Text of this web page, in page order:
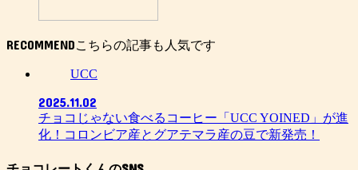
RECOMMEND
UCC
2025.11.02
チョコじゃない食べるコーヒー「UCC YOINED」が進
化！コロンビア産とグアテマラ産の豆で新発売！